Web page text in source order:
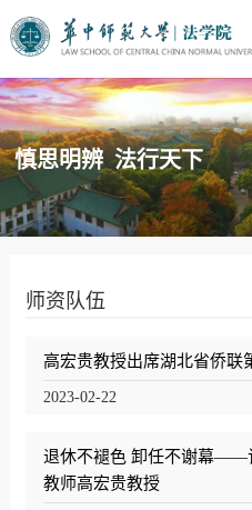
慎思明辨 法行天下
师资队伍
高宏贵教授出席湖北省侨联
2023-02-22
退休不褪色 卸任不谢幕——
教师高宏贵教授